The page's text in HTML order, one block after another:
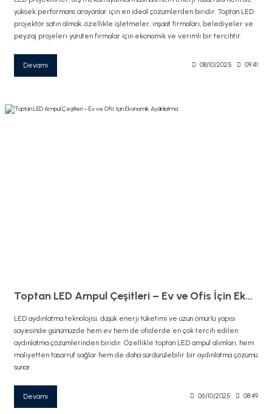
yüksek performans arayanlar için en ideal çözümlerden biridir. Toptan LED
projektör satın almak, özellikle işletmeler, inşaat firmaları, belediyeler ve
peyzaj projeleri yürüten firmalar için ekonomik ve verimli bir tercihtir.
Devamı 08/10/2025 09:41
Toptan LED Ampul Çeşitleri – Ev ve Ofis İçin Ekonomik Aydınlatma
LED aydınlatma teknolojisi, düşük enerji tüketimi ve uzun ömürlü yapısı
sayesinde günümüzde hem ev hem de ofislerde en çok tercih edilen
aydınlatma çözümlerinden biridir. Özellikle toptan LED ampul alımları, hem
maliyetten tasarruf sağlar hem de daha sürdürülebilir bir aydınlatma çözümü
sunar.
Devamı 06/10/2025 08:49